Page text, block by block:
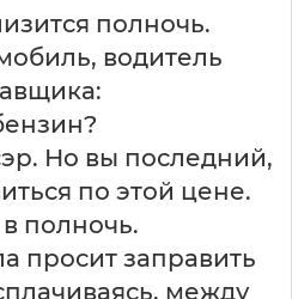
полночь.
водитель
Но вы последний,
по этой цене.
полночь.
просит заправить
между